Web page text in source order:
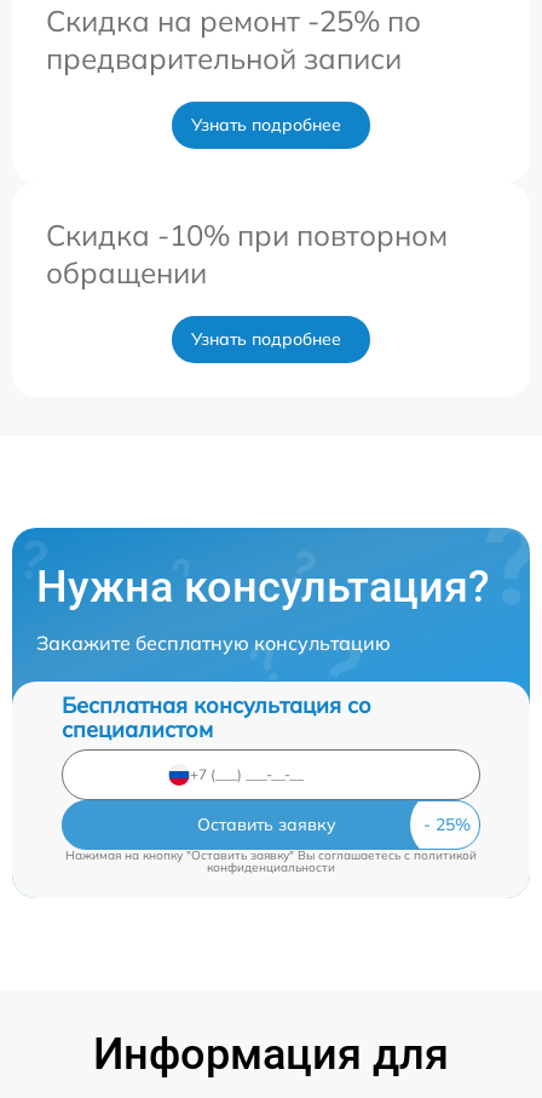
Скидка на ремонт -25% по
предварительной записи
Узнать подробнее
Скидка -10% при повторном
обращении
Узнать подробнее
Нужна консультация?
Закажите бесплатную консультацию
Бесплатная консультация со
специалистом
Оставить заявку
Нажимая на кнопку "Оставить заявку" Вы соглашаетесь cполитикой
конфиденциальности
Информация для